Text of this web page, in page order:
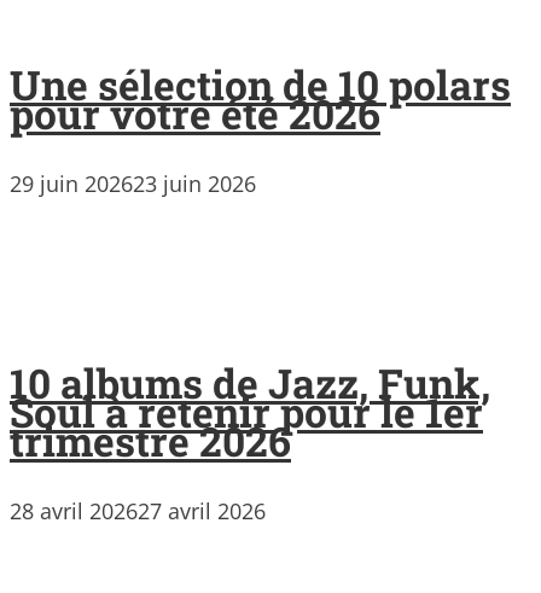
Une sélection de 10 polars
pour votre été 2026
29 juin 202623 juin 2026
10 albums de Jazz, Funk,
Soul à retenir pour le 1er
trimestre 2026
28 avril 202627 avril 2026